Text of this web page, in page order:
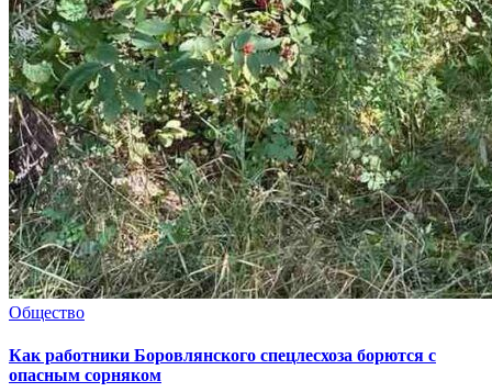
Общество
Как работники Боровлянского спецлесхоза борются с
опасным сорняком